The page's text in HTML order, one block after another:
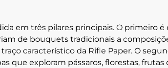
em três pilares principais. O primeiro é
de bouquets tradicionais a
característico da Rifle Paper. O
que exploram pássaros, florestas, frutas